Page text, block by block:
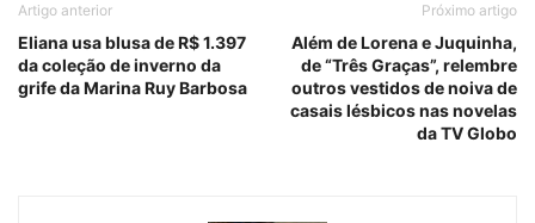
Artigo anterior
Eliana usa blusa de R$ 1.397
da coleção de inverno da
grife da Marina Ruy Barbosa
Próximo artigo
Além de Lorena e Juquinha,
de “Três Graças”, relembre
outros vestidos de noiva de
casais lésbicos nas novelas
da TV Globo